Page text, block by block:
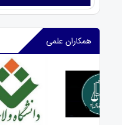
همکاران علمی
›